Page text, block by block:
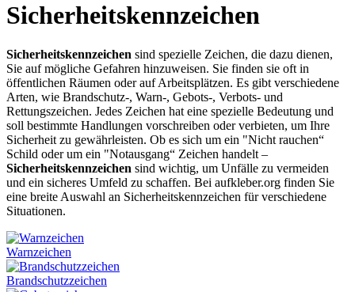
Sicherheitskennzeichen
Sicherheitskennzeichen sind spezielle Zeichen, die dazu dienen,
Sie auf mögliche Gefahren hinzuweisen. Sie finden sie oft in
öffentlichen Räumen oder auf Arbeitsplätzen. Es gibt verschiedene
Arten, wie Brandschutz-, Warn-, Gebots-, Verbots- und
Rettungszeichen. Jedes Zeichen hat eine spezielle Bedeutung und
soll bestimmte Handlungen vorschreiben oder verbieten, um Ihre
Sicherheit zu gewährleisten. Ob es sich um ein "Nicht rauchen“
Schild oder um ein "Notausgang“ Zeichen handelt –
Sicherheitskennzeichen sind wichtig, um Unfälle zu vermeiden
und ein sicheres Umfeld zu schaffen. Bei aufkleber.org finden Sie
eine breite Auswahl an Sicherheitskennzeichen für verschiedene
Situationen.
Warnzeichen
Brandschutzzeichen